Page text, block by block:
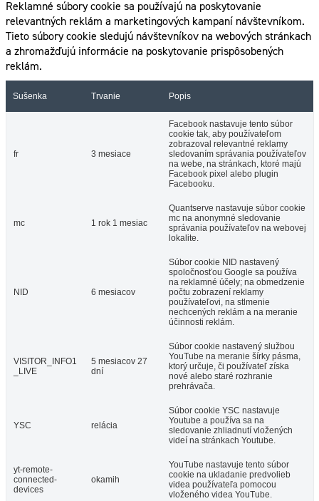
Reklamné súbory cookie sa používajú na poskytovanie
relevantných reklám a marketingových kampaní návštevníkom.
Tieto súbory cookie sledujú návštevníkov na webových stránkach
a zhromažďujú informácie na poskytovanie prispôsobených
reklám.
Sušenka Trvanie Popis
fr 3 mesiace
Facebook nastavuje tento súbor
cookie tak, aby používateľom
zobrazoval relevantné reklamy
sledovaním správania používateľov
na webe, na stránkach, ktoré majú
Facebook pixel alebo plugin
Facebooku.
mc 1 rok 1 mesiac
Quantserve nastavuje súbor cookie
mc na anonymné sledovanie
správania používateľov na webovej
lokalite.
NID 6 mesiacov
Súbor cookie NID nastavený
spoločnosťou Google sa používa
na reklamné účely; na obmedzenie
počtu zobrazení reklamy
používateľovi, na stlmenie
nechcených reklám a na meranie
účinnosti reklám.
VISITOR_INFO1
_LIVE
5 mesiacov 27
dní
Súbor cookie nastavený službou
YouTube na meranie šírky pásma,
ktorý určuje, či používateľ získa
nové alebo staré rozhranie
prehrávača.
YSC relácia
Súbor cookie YSC nastavuje
Youtube a používa sa na
sledovanie zhliadnutí vložených
videí na stránkach Youtube.
yt-remote-
connected-
devices
okamih
YouTube nastavuje tento súbor
cookie na ukladanie predvolieb
videa používateľa pomocou
vloženého videa YouTube.